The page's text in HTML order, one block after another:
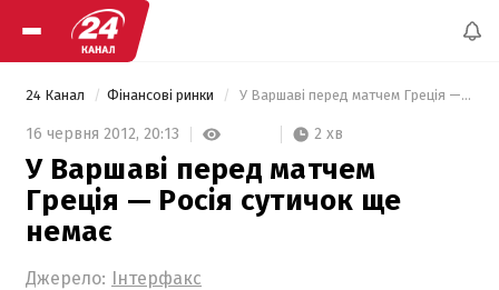
24 Канал Фінансові ринки У Варшаві перед матчем Греція — Росія сутичок ще немає
16 червня 2012, 20:13 2 хв
У Варшаві перед матчем
Греція — Росія сутичок ще
немає
Джерело: Інтерфакс